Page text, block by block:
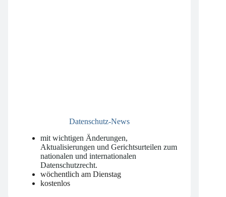
Datenschutz-News
mit wichtigen Änderungen,
Aktualisierungen und Gerichtsurteilen zum
nationalen und internationalen
Datenschutzrecht.
wöchentlich am Dienstag
kostenlos